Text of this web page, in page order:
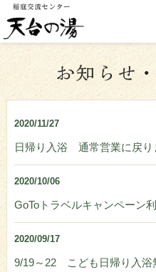
2020/11/27
日帰り入浴 通常営業に戻り
2020/10/06
GoToトラベルキャンペーン
2020/09/17
9/19～22 こども日帰り入浴